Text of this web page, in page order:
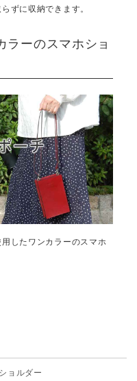
ずに収納できます。
ラーのスマホショ
したワンカラーのスマホ
ョルダー